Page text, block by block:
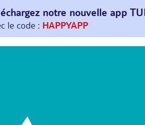
notre nouvelle app
de 30€ offerts*sur votre
le code : HAPPYAPP